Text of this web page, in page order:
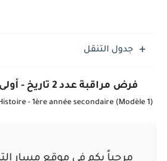
جدول التنقل
فرض مراقبة عدد 2 تاريخ - أولى ثانوي (نموذج 1)
- 1ère année secondaire (Modèle 1)